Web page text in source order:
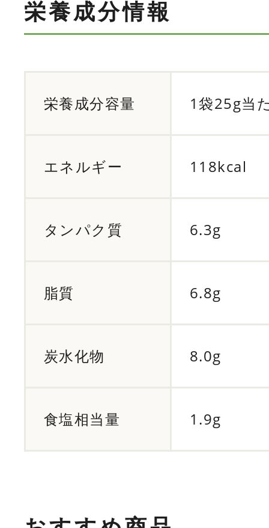
栄養成分情報
栄養成分容量 1袋25g当
エネルギー 118kcal
タンパク質 6.3g
脂質 6.8g
炭水化物 8.0g
食塩相当量 1.9g